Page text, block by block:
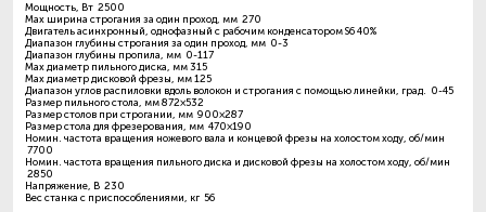
Мощность, Вт 2500
Max ширина строгания за один проход, мм 270
Двигатель асинхронный, однофазный с рабочим конденсатором S6 40%
Диапазон глубины строгания за один проход, мм 0-3
Диапазон глубины пропила, мм 0-117
Max диаметр пильного диска, мм 315
Max диаметр дисковой фрезы, мм 125
Диапазон углов распиловки вдоль волокон и строгания с помощью линейки, град. 0-45
Размер пильного стола, мм 872×532
Размер столов при строгании, мм 900×287
Размер стола для фрезерования, мм 470×190
Номин. частота вращения ножевого вала и концевой фрезы на холостом ходу, об/мин
7700
Номин. частота вращения пильного диска и дисковой фрезы на холостом ходу, об/мин
2850
Напряжение, В 230
Вес станка с приспособлениями, кг 56